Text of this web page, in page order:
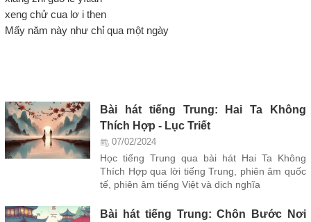
xeng chử cua lơ i then
Mấy năm này như chỉ qua một ngày
Bài hát tiếng Trung: Hai Ta Không
Thích Hợp - Lục Triết
07/02/2024
Học tiếng Trung qua bài hát Hai Ta Không
Thích Hợp qua lời tiếng Trung, phiên âm quốc
tế, phiên âm tiếng Việt và dịch nghĩa
Bài hát tiếng Trung: Chôn Bước Nơi